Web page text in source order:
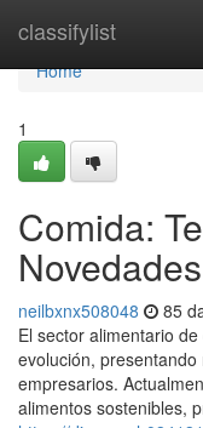
classifylist
Home
Home
1
Comida:
neilbxnx508048 85
El sector alimentario
evolución,
empresarios.
alimentos sostenibles,